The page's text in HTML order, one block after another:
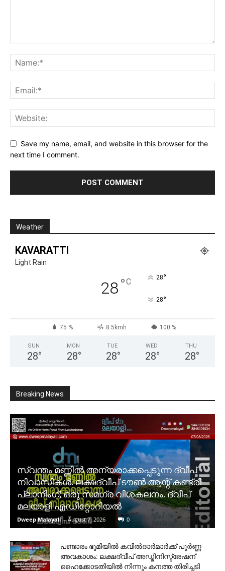
Save my name, email, and website in this browser for the
next time I comment.
Weather
KAVARATTI
Light Rain
28°C 28°
28°
75 % 8.5kmh 100 %
SUN
28°
MON
28°
TUE
28°
WED
28°
THU
28°
Breaking News
സ്വന്തം മണ്ണിൽ അന്യരാക്കപ്പെടുന്ന ദ്വീപ്
നിവാസികൾ. ലക്ഷദ്വീപ് ടൗൺ ആന്റ് കണ്ട്രി
പ്ലാനിംഗ്; ഒരു സമഗ്ര വിശകലനം. ദ്വീപ്
മലയാളി എഡിറ്റോറിയൽ
Dweep Malayali - August 7, 2026 0
പണ്ടാരം ഭൂമിയിൽ കവിൽദാർമാർക്ക് പൂർണ്ണ
അവകാശം: ലക്ഷദ്വീപ് അഡ്മിനിസ്ട്രേഷന്
ഹൈക്കോടതിയിൽ നിന്നും കനത്ത തിരിച്ചടി